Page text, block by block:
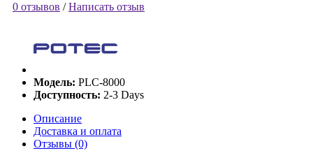
0 отзывов /Написать отзыв
Модель: PLC-8000
Доступность: 2-3 Days
Описание
Доставка и оплата
Отзывы (0)